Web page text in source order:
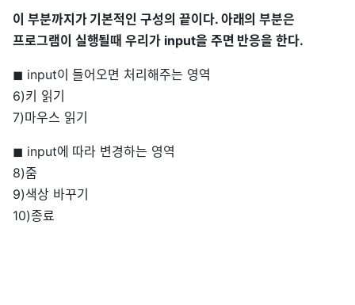
이 부분까지가 기본적인 구성의 끝이다. 아래의 부분은
프로그램이 실행될때 우리가 input을 주면 반응을 한다.
◼︎ input이 들어오면 처리해주는 영역
6)키 읽기
7)마우스 읽기
◼︎ input에 따라 변경하는 영역
8)줌
9)색상 바꾸기
10)종료